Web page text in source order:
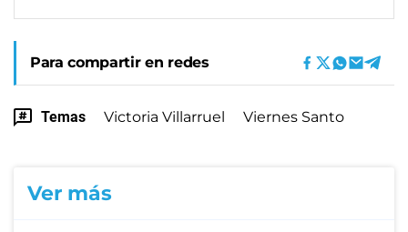
Para compartir en redes
Temas Victoria Villarruel Viernes Santo
Ver más